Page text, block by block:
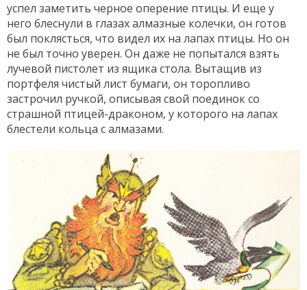
успел заметить черное оперение птицы. И еще у
него блеснули в глазах алмазные колечки, он готов
был поклясться, что видел их на лапах птицы. Но он
не был точно уверен. Он даже не попытался взять
лучевой пистолет из ящика стола. Вытащив из
портфеля чистый лист бумаги, он торопливо
застрочил ручкой, описывая свой поединок со
страшной птицей-драконом, у которого на лапах
блестели кольца с алмазами.